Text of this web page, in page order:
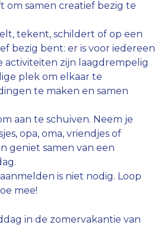
om samen creatief bezig te
tekent, schildert of op een
bezig bent: er is voor iedereen
activiteiten zijn laagdrempelig
plek om elkaar te
te maken en samen
aan te schuiven. Neem je
opa, oma, vriendjes of
geniet samen van een
is niet nodig. Loop
mee!
in de zomervakantie van